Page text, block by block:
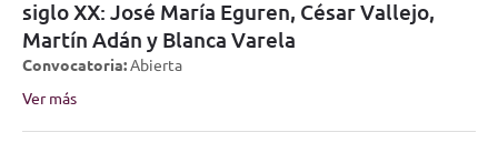
siglo XX: José María Eguren, César Vallejo,
Martín Adán y Blanca Varela
Convocatoria:Abierta
Ver más